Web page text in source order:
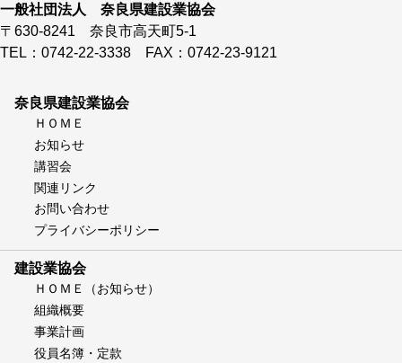
一般社団法人 奈良県建設業協会
〒630-8241 奈良市高天町5-1
TEL：0742-22-3338 FAX：0742-23-9121
奈良県建設業協会
ＨＯＭＥ
お知らせ
講習会
関連リンク
お問い合わせ
プライバシーポリシー
建設業協会
ＨＯＭＥ（お知らせ）
組織概要
事業計画
役員名簿・定款